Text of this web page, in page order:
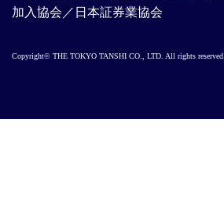
加入協会／日本証券業協会
Copyright© THE TOKYO TANSHI CO., LTD. All rights reserved.